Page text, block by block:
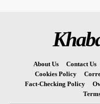
About Us Contact Us
Cookies Policy
Fact-Checking Policy